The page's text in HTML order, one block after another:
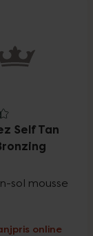
Self Tan
sol mousse
online